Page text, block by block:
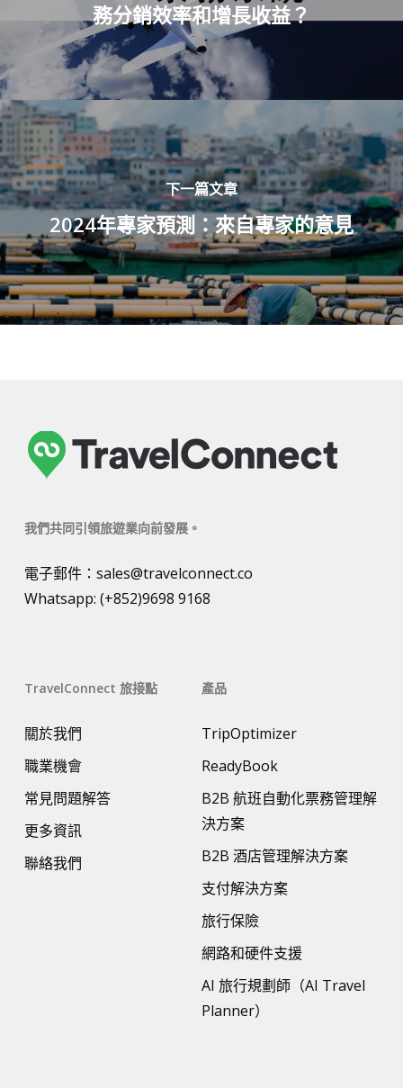
務分銷效率和增長收益？
下一篇文章
2024年專家預測：來自專家的意見
我們共同引領旅遊業向前發展。
電子郵件： sales@travelconnect.co
Whatsapp: (+852)9698 9168
TravelConnect 旅接點
關於我們
職業機會
常見問題解答
更多資訊
聯絡我們
產品
TripOptimizer
ReadyBook
B2B 航班自動化票務管理解
決方案
B2B 酒店管理解決方案
支付解決方案
旅行保險
網路和硬件支援
AI 旅行規劃師（AI Travel
Planner）